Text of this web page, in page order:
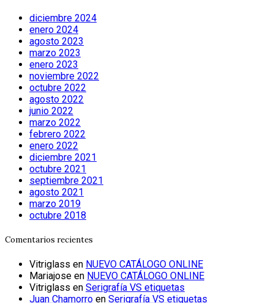
diciembre 2024
enero 2024
agosto 2023
marzo 2023
enero 2023
noviembre 2022
octubre 2022
agosto 2022
junio 2022
marzo 2022
febrero 2022
enero 2022
diciembre 2021
octubre 2021
septiembre 2021
agosto 2021
marzo 2019
octubre 2018
Comentarios recientes
Vitriglass en NUEVO CATÁLOGO ONLINE
Mariajose en NUEVO CATÁLOGO ONLINE
Vitriglass en Serigrafía VS etiquetas
Juan Chamorro en Serigrafía VS etiquetas